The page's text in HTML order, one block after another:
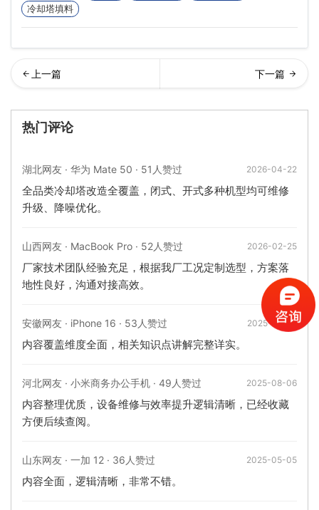
冷却塔填料
方法…
热门评论
湖北网友 · 华为 Mate 50 · 51人赞过 2026-04-22
全品类冷却塔改造全覆盖，闭式、开式多种机型均可维修
升级、降噪优化。
山西网友 · MacBook Pro · 52人赞过 2026-02-25
厂家技术团队经验充足，根据我厂工况定制选型，方案落
地性良好，沟通对接高效。
安徽网友 · iPhone 16 · 53人赞过 2025-10-24
内容覆盖维度全面，相关知识点讲解完整详实。
河北网友 · 小米商务办公手机 · 49人赞过 2025-08-06
内容整理优质，设备维修与效率提升逻辑清晰，已经收藏
方便后续查阅。
山东网友 · 一加 12 · 36人赞过 2025-05-05
内容全面，逻辑清晰，非常不错。